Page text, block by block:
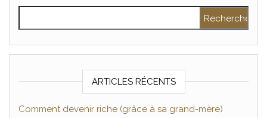
ARTICLES RÉCENTS
Comment devenir riche (grâce à sa grand-mère)